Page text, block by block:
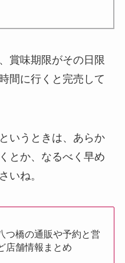
賞味期限がその日限
間に行くと完売して
いうときは、あらか
とか、なるべく早め
いね。
つ橋の通販や予約と営
店舗情報まとめ